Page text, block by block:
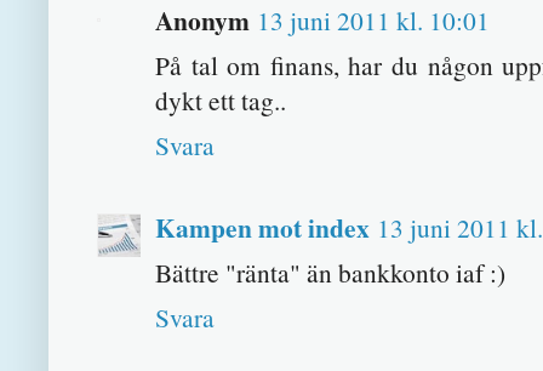
Anonym 13 juni 2011 kl. 10:01
På tal om finans, har du någon
dykt ett tag..
Svara
Kampen mot index 13 juni 2011
Bättre "ränta" än bankkonto iaf :)
Svara